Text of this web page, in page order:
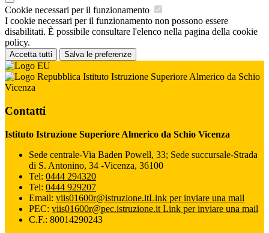
Cookie necessari per il funzionamento
I cookie necessari per il funzionamento non possono essere
disabilitati. È possibile consultare l'elenco nella pagina della cookie
policy.
Accetta tutti Salva le preferenze
Istituto Istruzione Superiore Almerico da Schio
Vicenza
Contatti
Istituto Istruzione Superiore Almerico da Schio Vicenza
Sede centrale-Via Baden Powell, 33; Sede succursale-Strada
di S. Antonino, 34 -Vicenza, 36100
Tel: 0444 294320
Tel: 0444 929207
Email: viis01600r@istruzione.itLink per inviare una mail
PEC: viis01600r@pec.istruzione.it Link per inviare una mail
C.F.: 80014290243